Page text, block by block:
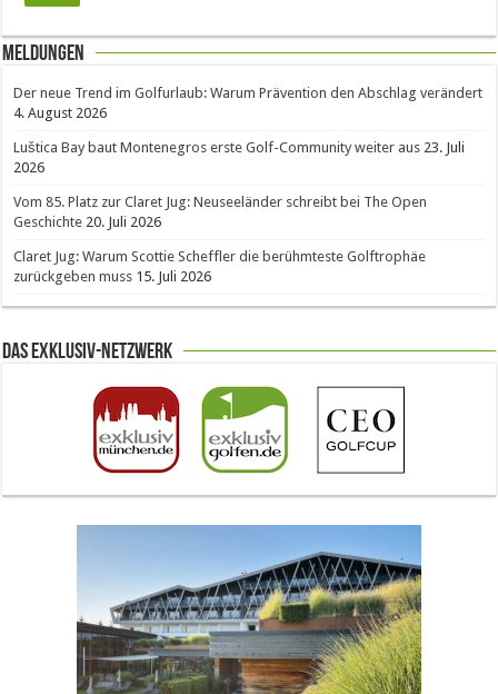
Meldungen
Der neue Trend im Golfurlaub: Warum Prävention den Abschlag verändert
4. August 2026
Luštica Bay baut Montenegros erste Golf-Community weiter aus 23. Juli
2026
Vom 85. Platz zur Claret Jug: Neuseeländer schreibt bei The Open
Geschichte 20. Juli 2026
Claret Jug: Warum Scottie Scheffler die berühmteste Golftrophäe
zurückgeben muss 15. Juli 2026
Das Exklusiv-Netzwerk